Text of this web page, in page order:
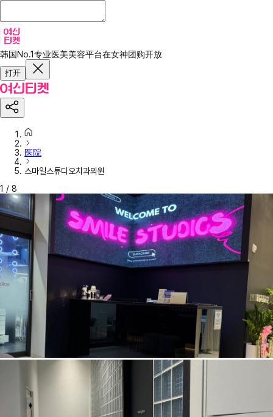
韩国No.1专业医美美容平台在女神团购开放
打开
医院
스마일스튜디오치과의원
1 / 8